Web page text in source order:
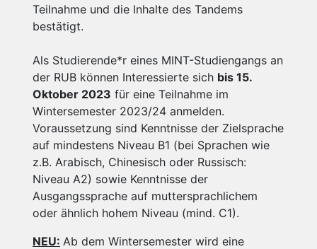
Teilnahme und die Inhalte des Tandems
bestätigt.
Als Studierende*r eines MINT-Studiengangs an
der RUB können Interessierte sich bis 15.
Oktober 2023 für eine Teilnahme im
Wintersemester 2023/24 anmelden.
Voraussetzung sind Kenntnisse der Zielsprache
auf mindestens Niveau B1 (bei Sprachen wie
z.B. Arabisch, Chinesisch oder Russisch:
Niveau A2) sowie Kenntnisse der
Ausgangssprache auf muttersprachlichem
oder ähnlich hohem Niveau (mind. C1).
NEU: Ab dem Wintersemester wird eine